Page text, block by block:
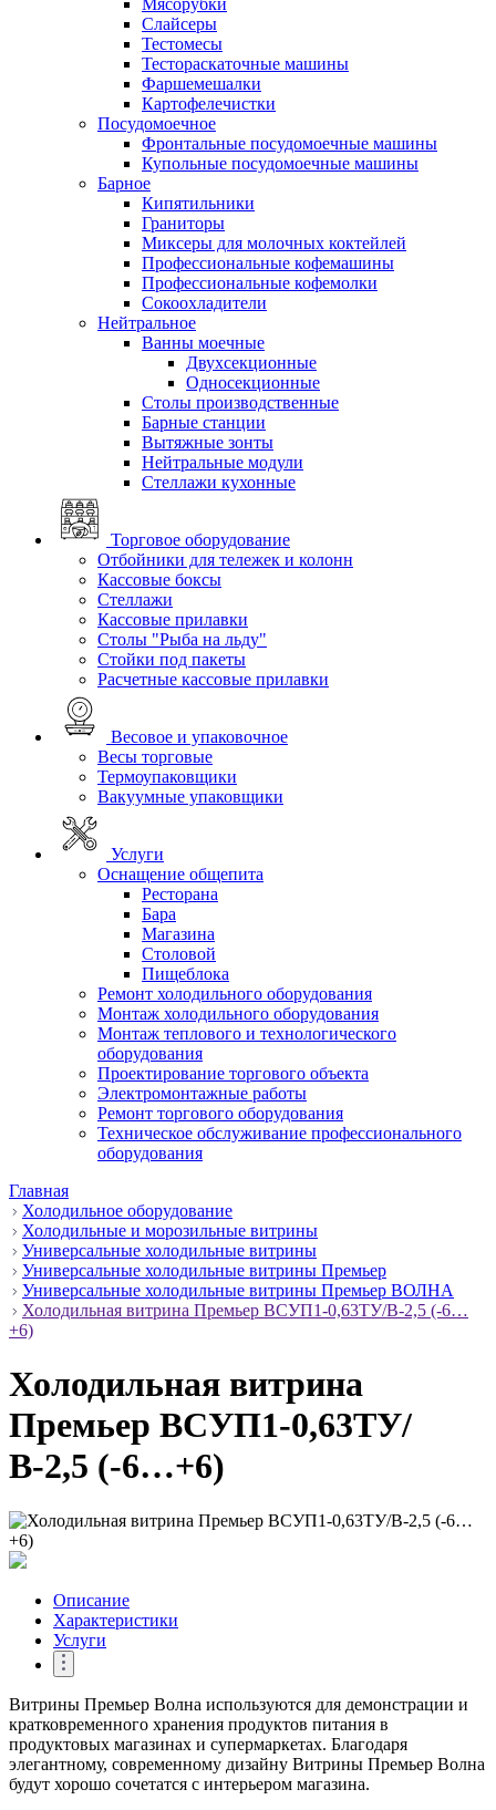
Слайсеры
Тестомесы
Тестораскаточные машины
Фаршемешалки
Картофелечистки
Посудомоечное
Фронтальные посудомоечные машины
Купольные посудомоечные машины
Барное
Кипятильники
Граниторы
Миксеры для молочных коктейлей
Профессиональные кофемашины
Профессиональные кофемолки
Сокоохладители
Нейтральное
Ванны моечные
Двухсекционные
Односекционные
Столы производственные
Барные станции
Вытяжные зонты
Нейтральные модули
Стеллажи кухонные
Торговое оборудование
Отбойники для тележек и колонн
Кассовые боксы
Стеллажи
Кассовые прилавки
Столы "Рыба на льду"
Стойки под пакеты
Расчетные кассовые прилавки
Весовое и упаковочное
Весы торговые
Термоупаковщики
Вакуумные упаковщики
Услуги
Оснащение общепита
Ресторана
Бара
Магазина
Столовой
Пищеблока
Ремонт холодильного оборудования
Монтаж холодильного оборудования
Монтаж теплового и технологического
оборудования
Проектирование торгового объекта
Электромонтажные работы
Ремонт торгового оборудования
Техническое обслуживание профессионального
оборудования
Главная
Холодильное оборудование
Холодильные и морозильные витрины
Универсальные холодильные витрины
Универсальные холодильные витрины Премьер
Универсальные холодильные витрины Премьер ВОЛНА
Холодильная витрина Премьер ВСУП1-0,63ТУ/В-2,5 (-6…
+6)
Холодильная витрина
Премьер ВСУП1-0,63ТУ/
В-2,5 (-6…+6)
Описание
Характеристики
Услуги
Витрины Премьер Волна используются для демонстрации и
кратковременного хранения продуктов питания в
продуктовых магазинах и супермаркетах. Благодаря
элегантному, современному дизайну Витрины Премьер Волна
будут хорошо сочетатся с интерьером магазина.